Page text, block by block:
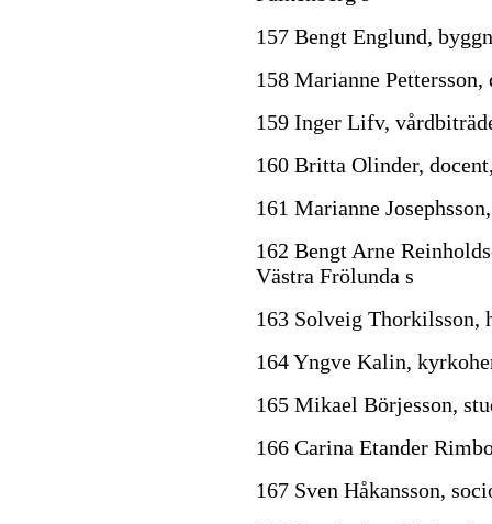
157 Bengt Englund,
158 Marianne
159 Inger Lifv,
160 Britta Olinder,
161 Marianne
162 Bengt Arne
Västra Frölunda s
163 Solveig Thorkilsson,
164 Yngve Kalin,
165 Mikael Börjesson,
166 Carina Etander
167 Sven Håkansson,